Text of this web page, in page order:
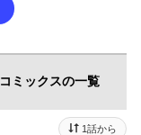
コミックスの一覧
1話から